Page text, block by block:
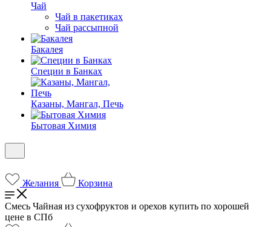
Чай
Чай в пакетиках
Чай рассыпной
Бакалея
Специи в Банках
Казаны, Мангал, Печь
Бытовая Химия
Желания Корзина
Смесь Чайная из сухофруктов и орехов купить по хорошей
цене в СПб